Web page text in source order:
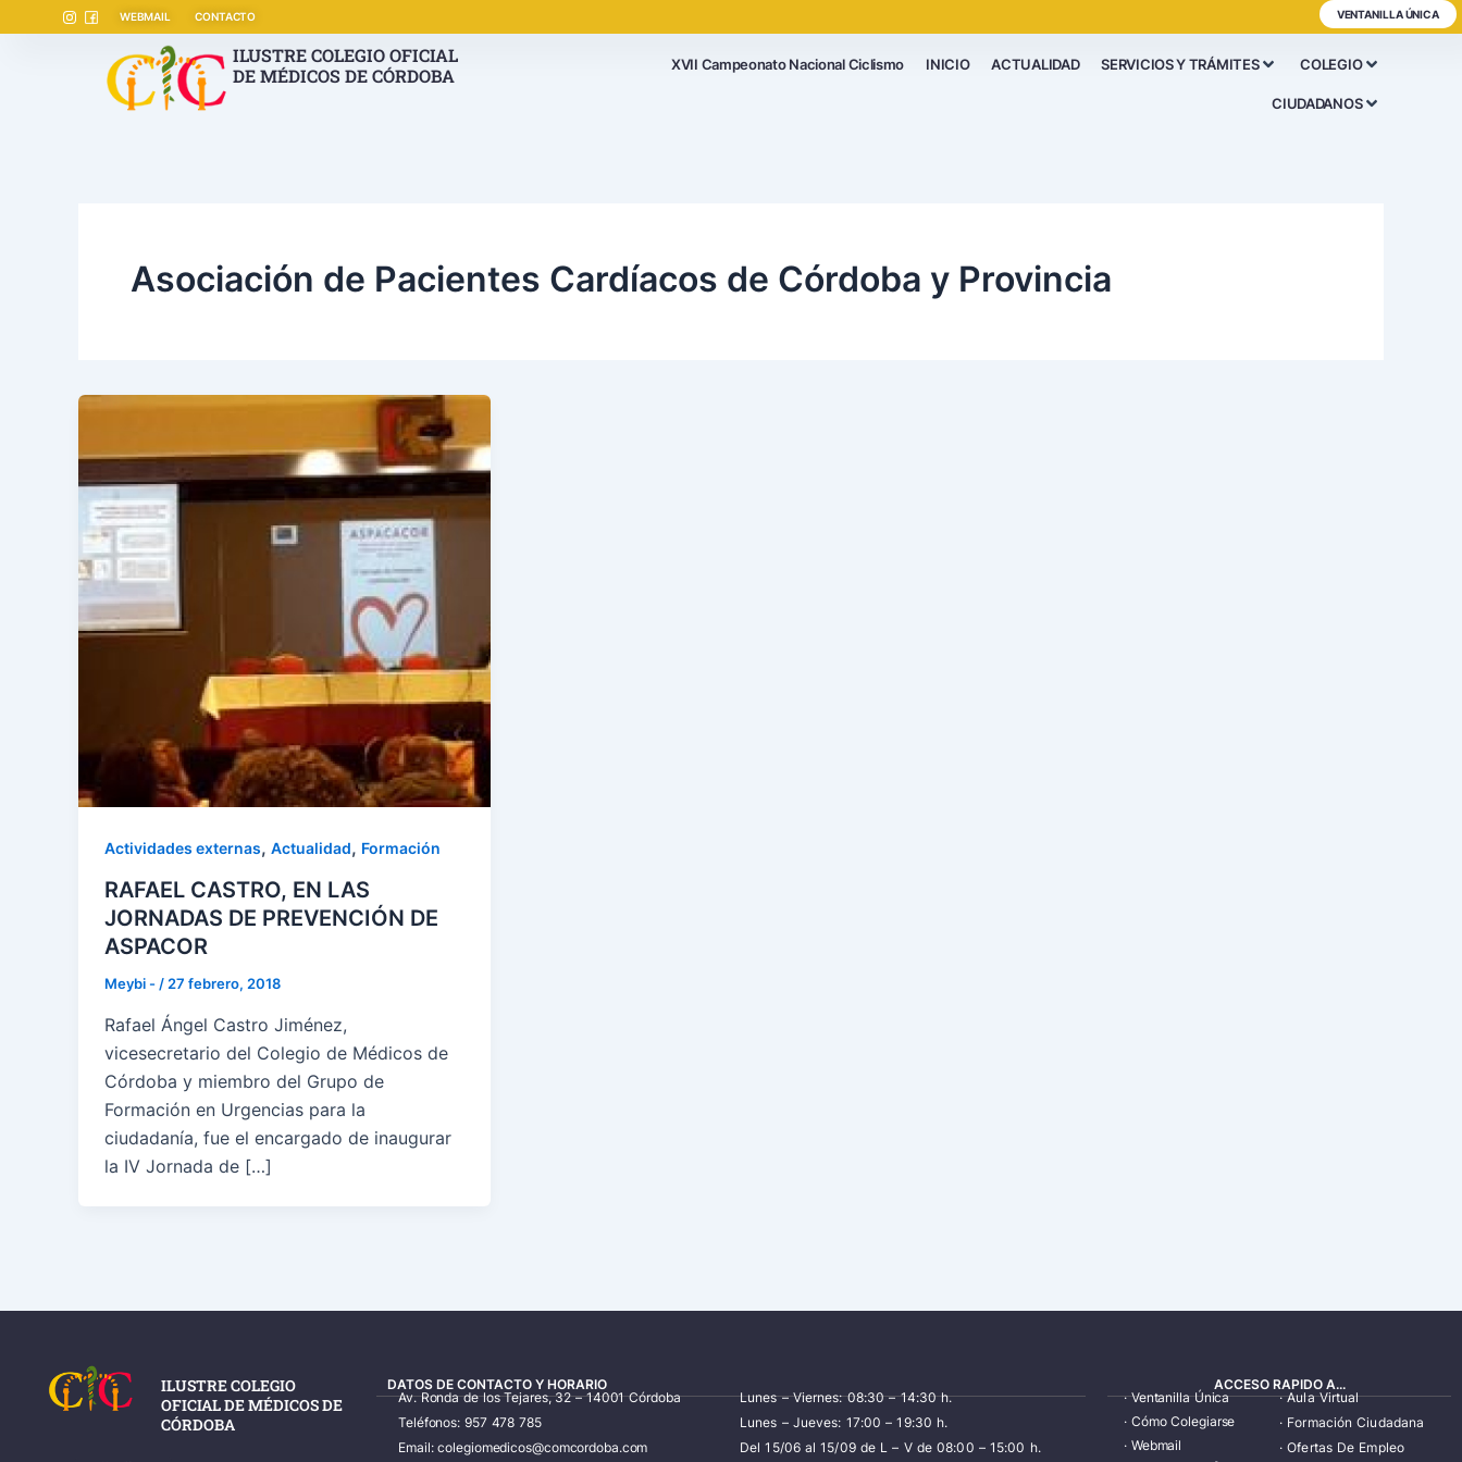
WEBMAIL CONTACTO VENTANILLA ÚNICA
ILUSTRE COLEGIO OFICIAL
DE MÉDICOS DE CÓRDOBA
XVII Campeonato Nacional Ciclismo INICIO ACTUALIDAD SERVICIOS Y TRÁMITES COLEGIO
CIUDADANOS
Asociación de Pacientes Cardíacos de Córdoba y Provincia
Actividades externas, Actualidad, Formación
RAFAEL CASTRO, EN LAS
JORNADAS DE PREVENCIÓN DE
ASPACOR
Meybi -/27 febrero, 2018
Rafael Ángel Castro Jiménez,
vicesecretario del Colegio de Médicos de
Córdoba y miembro del Grupo de
Formación en Urgencias para la
ciudadanía, fue el encargado de inaugurar
la IV Jornada de […]
ILUSTRE COLEGIO
OFICIAL DE MÉDICOS DE
CÓRDOBA
DATOS DE CONTACTO Y HORARIO
Av. Ronda de los Tejares, 32 – 14001 Córdoba
Teléfonos: 957 478 785
Email: colegiomedicos@comcordoba.com
Lunes – Viernes: 08:30 – 14:30 h.
Lunes – Jueves: 17:00 – 19:30 h.
Del 15/06 al 15/09 de L – V de 08:00 – 15:00 h.
ACCESO RAPIDO A...
·Ventanilla Única
· Cómo Colegiarse
· Webmail
·Aula Virtual
· Formación Ciudadana
·Ofertas De Empleo